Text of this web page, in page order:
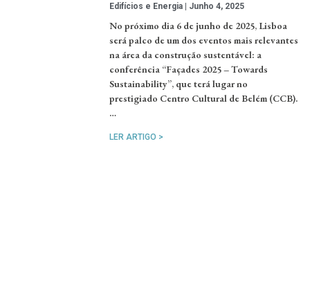
Edifícios e Energia Junho 4, 2025
No próximo dia 6 de junho de 2025, Lisboa
será palco de um dos eventos mais relevantes
na área da construção sustentável: a
conferência “Façades 2025 – Towards
Sustainability”, que terá lugar no
prestigiado Centro Cultural de Belém (CCB).
…
LER ARTIGO >